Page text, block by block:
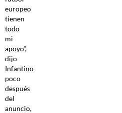
europeo
tienen
todo
mi
apoyo”,
dijo
Infantino
poco
después
del
anuncio,